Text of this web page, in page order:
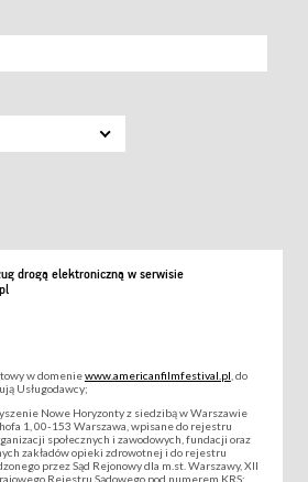
drogą elektroniczną w serwisie
w domeniewww.americanfilmfestival.pl , do
Usługodawcy;
Nowe Horyzonty z siedzibą w Warszawie
1, 00-153 Warszawa, wpisane do rejestru
społecznych i zawodowych, fundacji oraz
zakładów opieki zdrowotnej i do rejestru
przez Sąd Rejonowy dla m.st. Warszawy, XII
Rejestru Sądowego pod numerem KRS: